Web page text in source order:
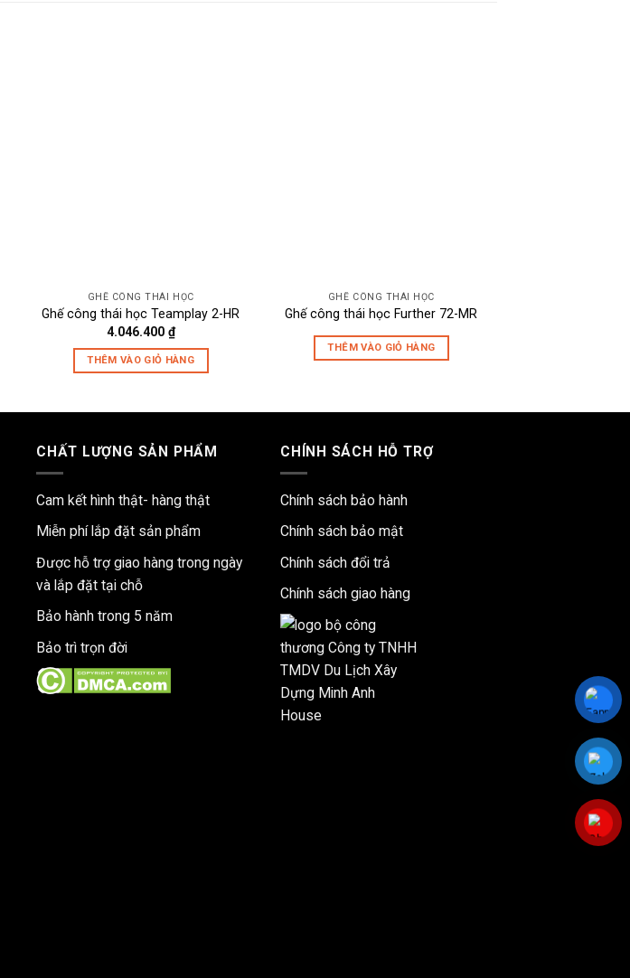
GHẾ CÔNG THÁI HỌC
Ghế công thái học Teamplay 2-HR
4.046.400 ₫
THÊM VÀO GIỎ HÀNG
GHẾ CÔNG THÁI HỌC
Ghế công thái học Further 72-MR
THÊM VÀO GIỎ HÀNG
CHẤT LƯỢNG SẢN PHẨM
Cam kết hình thật- hàng thật
Miễn phí lắp đặt sản phẩm
Được hỗ trợ giao hàng trong ngày
và lắp đặt tại chỗ
Bảo hành trong 5 năm
Bảo trì trọn đời
CHÍNH SÁCH HỖ TRỢ
Chính sách bảo hành
Chính sách bảo mật
Chính sách đổi trả
Chính sách giao hàng